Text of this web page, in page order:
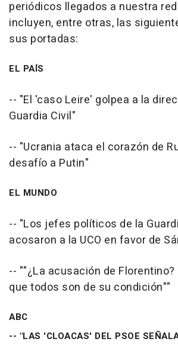
periódicos llegados a nuestra
incluyen, entre otras, las
sus portadas:
EL PAÍS
-- "El 'caso Leire' golpea a la
Guardia Civil"
-- "Ucrania ataca el corazón de
desafío a Putin"
EL MUNDO
-- "Los jefes políticos de la
acosaron a la UCO en favor de
-- ""¿La acusación de
que todos son de su condición""
ABC
-- "LAS 'CLOACAS' DEL PSOE